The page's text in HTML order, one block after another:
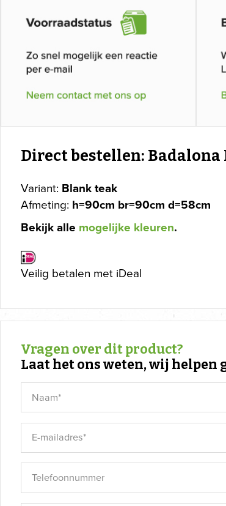
Direct bestellen: Badalona
Variant: Blank teak
Afmeting: h=90cm br=90cm d=58cm
Bekijk alle mogelijke kleuren.
Veilig betalen met iDeal
Vragen over dit product?
Laat het ons weten, wij helpen